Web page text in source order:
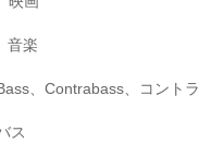
音楽
、Contrabass、コントラ
ス